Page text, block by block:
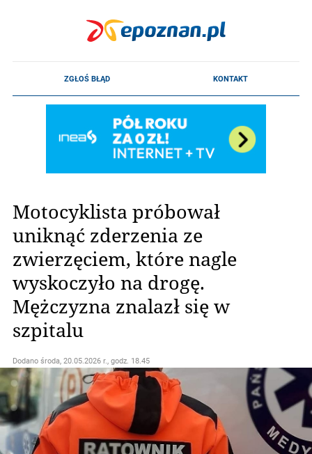
Motocyklista próbował
uniknąć zderzenia ze
zwierzęciem, które nagle
wyskoczyło na drogę.
Mężczyzna znalazł się w
szpitalu
Dodano środa, 20.05.2026 r., godz. 18.45